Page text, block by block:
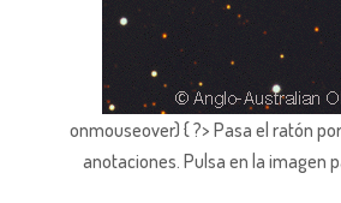
onmouseover) { ?> Pasa el ratón
anotaciones. Pulsa en la imagen